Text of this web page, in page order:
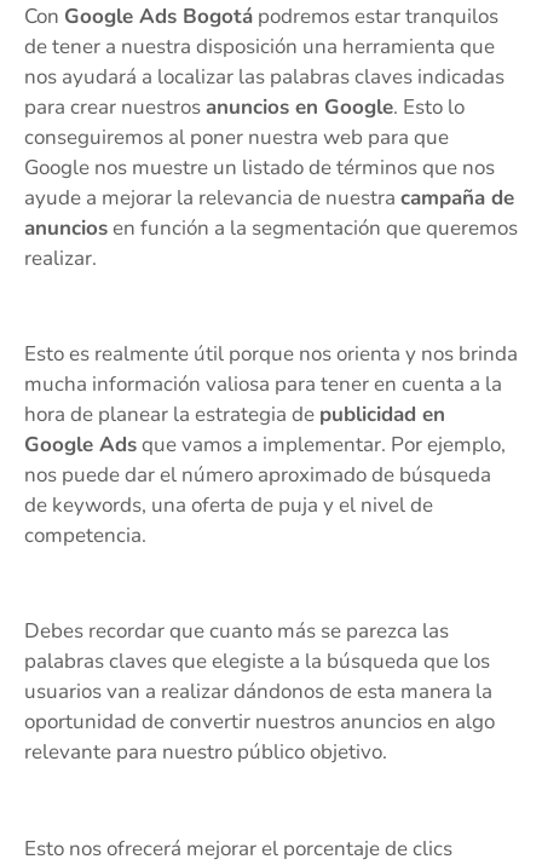
Con Google Ads Bogotá podremos estar tranquilos
de tener a nuestra disposición una herramienta que
nos ayudará a localizar las palabras claves indicadas
para crear nuestrosanuncios en Google. Esto lo
conseguiremos al poner nuestra web para que
Google nos muestre un listado de términos que nos
ayude a mejorar la relevancia de nuestra campaña de
anunciosen función a la segmentación que queremos
realizar.
Esto es realmente útil porque nos orienta y nos brinda
mucha información valiosa para tener en cuenta a la
hora de planear la estrategia de publicidad en
Google Adsque vamos a implementar. Por ejemplo,
nos puede dar el número aproximado de búsqueda
de keywords, una oferta de puja y el nivel de
competencia.
Debes recordar que cuanto más se parezca las
palabras claves que elegiste a la búsqueda que los
usuarios van a realizar dándonos de esta manera la
oportunidad de convertir nuestros anuncios en algo
relevante para nuestro público objetivo.
Esto nos ofrecerá mejorar el porcentaje de clics